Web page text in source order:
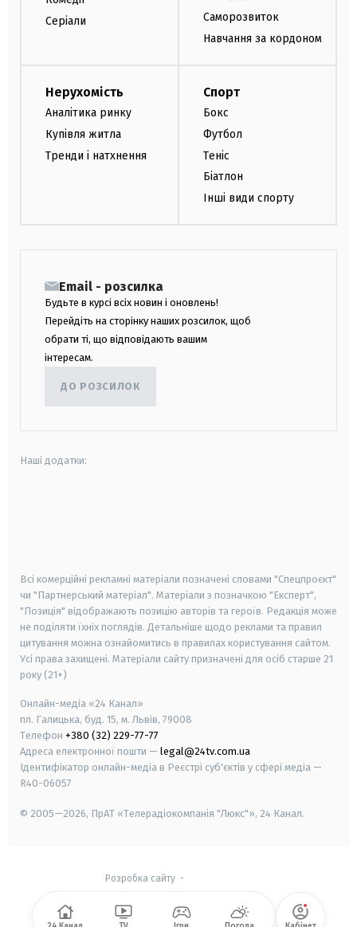
Серіали
Саморозвиток
Навчання за кордоном
Нерухомість
Аналітика ринку
Купівля житла
Тренди і натхнення
Спорт
Бокс
Футбол
Теніс
Біатлон
Інші види спорту
Email - розсилка
Будьте в курсі всіх новин і оновлень!
Перейдіть на сторінку наших розсилок, щоб
обрати ті, що відповідають вашим
інтересам.
ДО РОЗСИЛОК
Наші додатки:
Всі комерційні рекламні матеріали позначені словами "Спецпроєкт"
чи "Партнерський матеріал". Матеріали з позначкою "Експерт",
"Позиція" відображають позицію авторів та героїв. Редакція може
не поділяти їхніх поглядів. Детальніше щодо реклами та правил
цитування можна ознайомитись в правилах користування сайтом.
Усі права захищені. Матеріали сайту призначені для осіб старше 21
року (21+)
Онлайн-медіа «24 Канал»
пл. Галицька, буд. 15, м. Львів, 79008
Телефон +380 (32) 229-77-77
Адреса електронної пошти — legal@24tv.com.ua
Ідентифікатор онлайн-медіа в Реєстрі суб'єктів у сфері медіа —
R40-06057
© 2005—2026, ПрАТ «Телерадіокомпанія "Люкс"», 24 Канал.
Розробка сайту-